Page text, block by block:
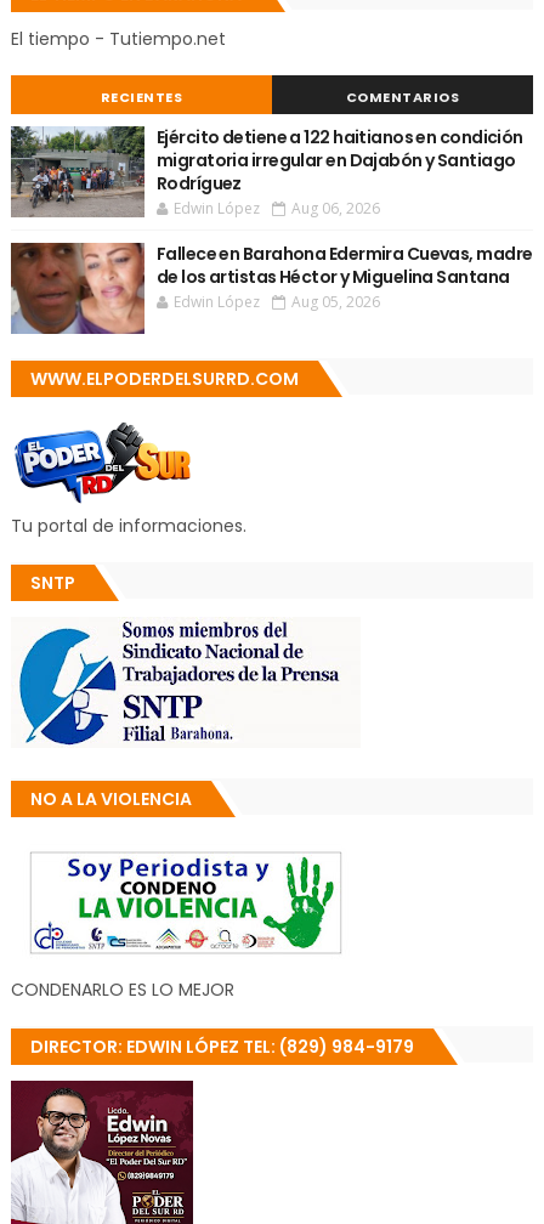
El tiempo - Tutiempo.net
RECIENTES COMENTARIOS
Ejército detiene a 122 haitianos en condición
migratoria irregular en Dajabón y Santiago
Rodríguez
Edwin López Aug 06, 2026
Fallece en Barahona Edermira Cuevas, madre
de los artistas Héctor y Miguelina Santana
Edwin López Aug 05, 2026
WWW.ELPODERDELSURRD.COM
Tu portal de informaciones.
SNTP
NO A LA VIOLENCIA
CONDENARLO ES LO MEJOR
DIRECTOR: EDWIN LÓPEZ TEL: (829) 984-9179